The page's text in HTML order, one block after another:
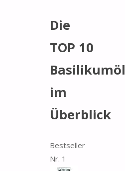
Die
TOP 10
Basilikumöl
im
Überblick
Bestseller
Nr. 1